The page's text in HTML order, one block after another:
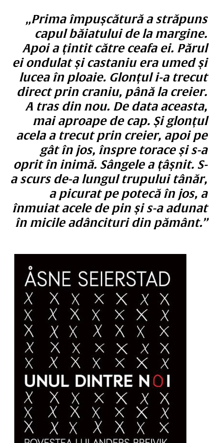
„Prima împuşcătură a străpuns
capul băiatului de la margine.
Apoi a ţintit către ceafa ei. Părul
ei ondulat şi castaniu era umed şi
lucea în ploaie. Glonţul i-a trecut
direct prin craniu, până la creier.
A tras din nou. De data aceasta,
mai aproape de cap. Şi glonţul
acela a trecut prin creier, apoi pe
gât în jos, înspre torace şi s-a
oprit în inimă. Sângele a ţâşnit. S-
a scurs de-a lungul trupului tânăr,
a picurat pe potecă în jos, a
înmuiat acele de pin şi s-a adunat
în micile adâncituri din pământ.”